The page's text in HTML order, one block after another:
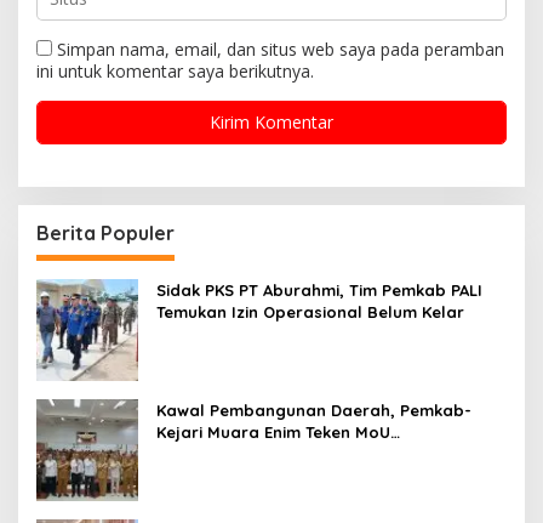
Simpan nama, email, dan situs web saya pada peramban
ini untuk komentar saya berikutnya.
Berita Populer
Sidak PKS PT Aburahmi, Tim Pemkab PALI
Temukan Izin Operasional Belum Kelar
Kawal Pembangunan Daerah, Pemkab-
Kejari Muara Enim Teken MoU